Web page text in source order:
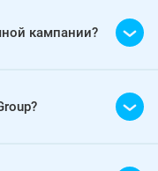
кампании?